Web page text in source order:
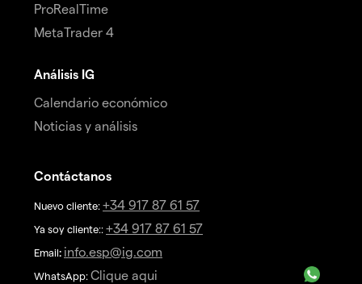
ProRealTime
MetaTrader 4
Análisis IG
Calendario económico
Noticias y análisis
Contáctanos
Nuevo cliente: +34 917 87 61 57
Ya soy cliente:: +34 917 87 61 57
Email: info.esp@ig.com
WhatsApp: Clique aqui